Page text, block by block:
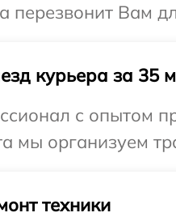
перезвонит Вам
курьера за 35
с опытом
мы организуем
техники